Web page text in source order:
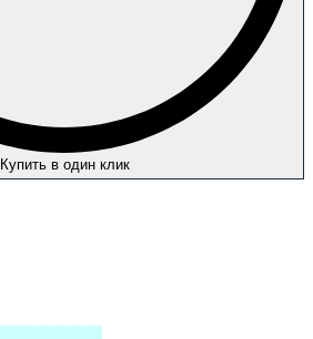
Купить в один клик